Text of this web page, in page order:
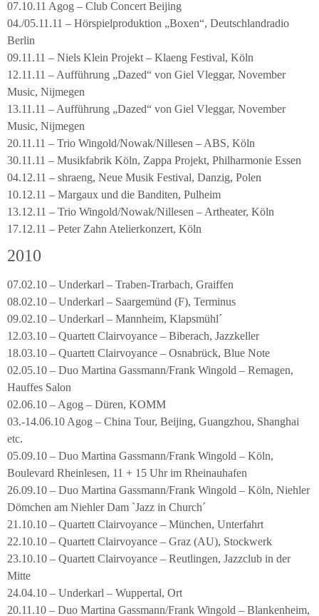
07.10.11 Agog – Club Concert Beijing
04./05.11.11 – Hörspielproduktion „Boxen“, Deutschlandradio
Berlin
09.11.11 – Niels Klein Projekt – Klaeng Festival, Köln
12.11.11 – Aufführung „Dazed“ von Giel Vleggar, November
Music, Nijmegen
13.11.11 – Aufführung „Dazed“ von Giel Vleggar, November
Music, Nijmegen
20.11.11 – Trio Wingold/Nowak/Nillesen – ABS, Köln
30.11.11 – Musikfabrik Köln, Zappa Projekt, Philharmonie Essen
04.12.11 – shraeng, Neue Musik Festival, Danzig, Polen
10.12.11 – Margaux und die Banditen, Pulheim
13.12.11 – Trio Wingold/Nowak/Nillesen – Artheater, Köln
17.12.11 – Peter Zahn Atelierkonzert, Köln
2010
07.02.10 – Underkarl – Traben-Trarbach, Graiffen
08.02.10 – Underkarl – Saargemünd (F), Terminus
09.02.10 – Underkarl – Mannheim, Klapsmühl´
12.03.10 – Quartett Clairvoyance – Biberach, Jazzkeller
18.03.10 – Quartett Clairvoyance – Osnabrück, Blue Note
02.05.10 – Duo Martina Gassmann/Frank Wingold – Remagen,
Hauffes Salon
02.06.10 – Agog – Düren, KOMM
03.-14.06.10 Agog – China Tour, Beijing, Guangzhou, Shanghai
etc.
05.09.10 – Duo Martina Gassmann/Frank Wingold – Köln,
Boulevard Rheinlesen, 11 + 15 Uhr im Rheinauhafen
26.09.10 – Duo Martina Gassmann/Frank Wingold – Köln, Niehler
Dömchen am Niehler Dam `Jazz in Church´
21.10.10 – Quartett Clairvoyance – München, Unterfahrt
22.10.10 – Quartett Clairvoyance – Graz (AU), Stockwerk
23.10.10 – Quartett Clairvoyance – Reutlingen, Jazzclub in der
Mitte
24.04.10 – Underkarl – Wuppertal, Ort
20.11.10 – Duo Martina Gassmann/Frank Wingold – Blankenheim,